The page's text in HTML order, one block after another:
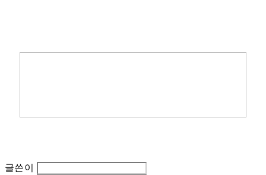
글쓴이